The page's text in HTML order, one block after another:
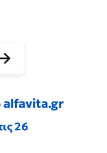
alfavita.gr
26